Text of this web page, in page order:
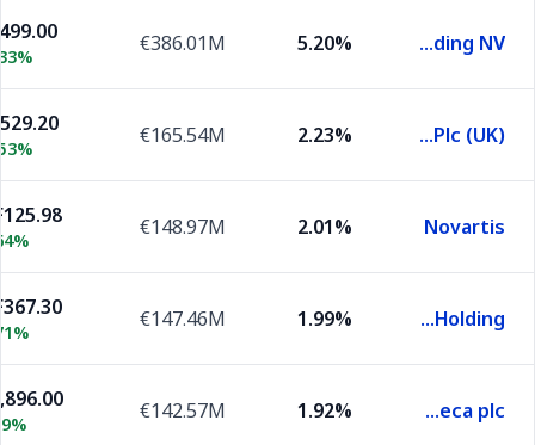
ASML Holding NV
5.20%
€386.01M
Hsbc Holdings Plc (UK)
2.23%
€165.54M
Novartis
2.01%
€148.97M
Roche Holding
1.99%
€147.46M
AstraZeneca plc
1.92%
€142.57M